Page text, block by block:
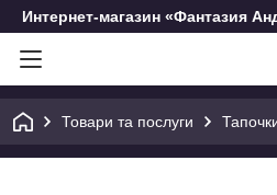
Интернет-магазин «Фантазия
Товари та послуги